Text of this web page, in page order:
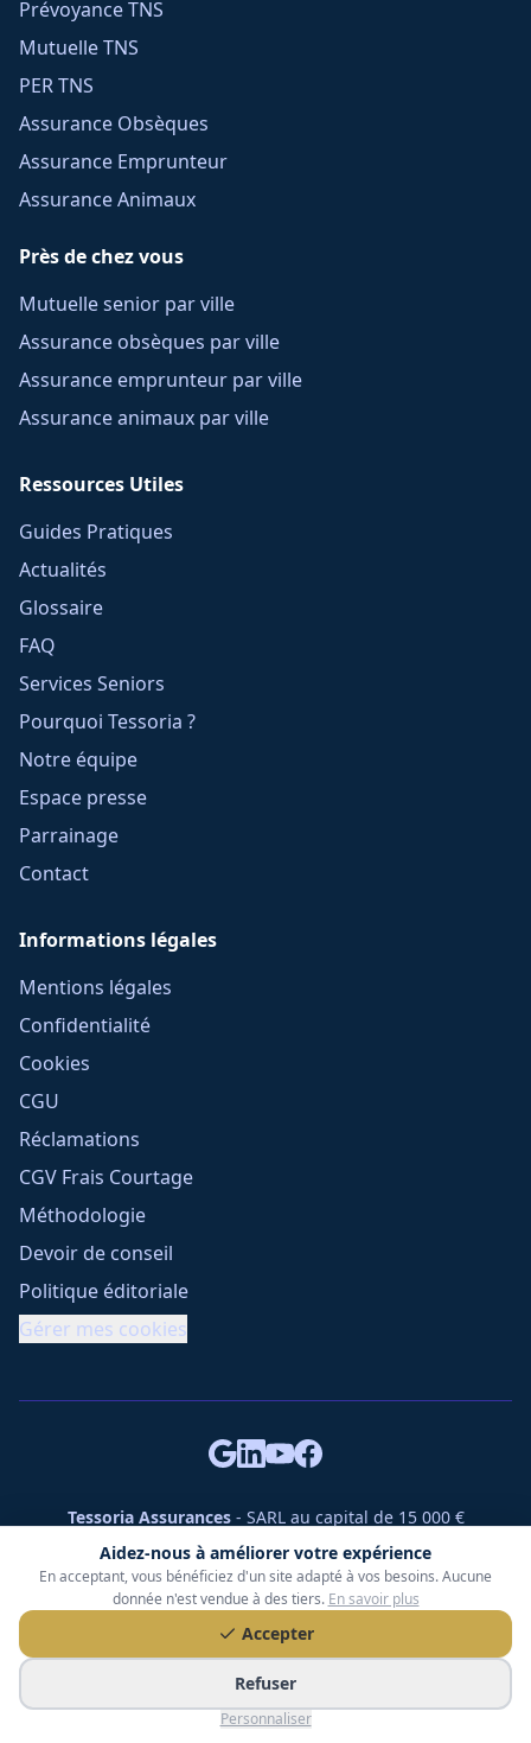
Aidez-nous à améliorer votre expérience
En acceptant, vous bénéficiez d'un site adapté à vos besoins. Aucune
donnée n'est vendue à des tiers. En savoir plus
Accepter
Refuser
Personnaliser
Prévoyance TNS
Mutuelle TNS
PER TNS
Assurance Obsèques
Assurance Emprunteur
Assurance Animaux
Près de chez vous
Mutuelle senior par ville
Assurance obsèques par ville
Assurance emprunteur par ville
Assurance animaux par ville
Ressources Utiles
Guides Pratiques
Actualités
Glossaire
FAQ
Services Seniors
Pourquoi Tessoria ?
Notre équipe
Espace presse
Parrainage
Contact
Informations légales
Mentions légales
Confidentialité
Cookies
CGU
Réclamations
CGV Frais Courtage
Méthodologie
Devoir de conseil
Politique éditoriale
Gérer mes cookies
Tessoria Assurances- SARL au capital de 15 000 €
ORIAS n° 25007309 - RCS 990 206 179 - Membre du réseau
360 Courtage
RC Pro : Klarity - Contrat n° CCOUK000785
49 chemin des Gardettes Sine, 06570 Saint-Paul-de-Vence
© Tessoria Assurances. Tous droits réservés.